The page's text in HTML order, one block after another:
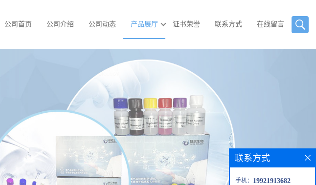
公司首页 公司介绍 公司动态 产品展厅 证书荣誉 联系方式 在线留言
联系方式
手机： 19921913682